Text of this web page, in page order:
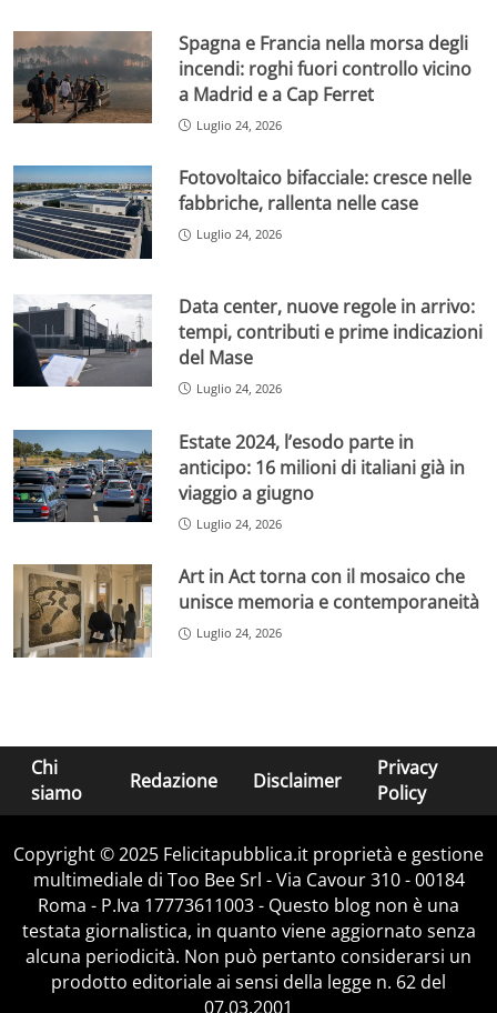
Spagna e Francia nella morsa degli
incendi: roghi fuori controllo vicino
a Madrid e a Cap Ferret
Luglio 24, 2026
Fotovoltaico bifacciale: cresce nelle
fabbriche, rallenta nelle case
Luglio 24, 2026
Data center, nuove regole in arrivo:
tempi, contributi e prime indicazioni
del Mase
Luglio 24, 2026
Estate 2024, l’esodo parte in
anticipo: 16 milioni di italiani già in
viaggio a giugno
Luglio 24, 2026
Art in Act torna con il mosaico che
unisce memoria e contemporaneità
Luglio 24, 2026
Chi
siamo
Redazione Disclaimer
Privacy
Policy
Copyright © 2025 Felicitapubblica.it proprietà e gestione
multimediale di Too Bee Srl - Via Cavour 310 - 00184
Roma - P.Iva 17773611003 - Questo blog non è una
testata giornalistica, in quanto viene aggiornato senza
alcuna periodicità. Non può pertanto considerarsi un
prodotto editoriale ai sensi della legge n. 62 del
07.03.2001